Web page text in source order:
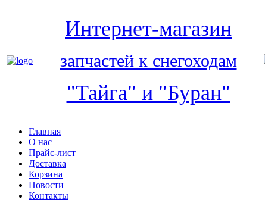
Интернет-магазин
запчастей к снегоходам
"Тайга" и "Буран"
Главная
О нас
Прайс-лист
Доставка
Корзина
Новости
Контакты